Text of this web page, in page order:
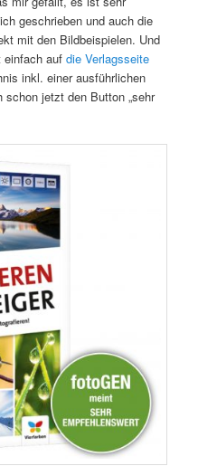
geschrieben und auch die
mit den Bildbeispielen. Und
einfach aufdie Verlagsseite
inkl. einer ausführlichen
jetzt den Button „sehr